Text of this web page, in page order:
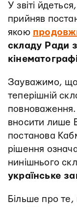
У звіті
прийняв
якою
складу Ради
Зауважимо, що
теперішній
повноваження.
вносити лише
постанова
рішення
нинішнього
українське
Більше про